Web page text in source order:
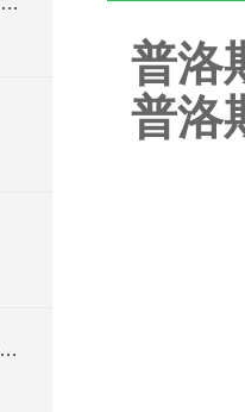
池田屋商社！！山高SANKO 手持式金属检测器 TY-20Z
普洛
普洛